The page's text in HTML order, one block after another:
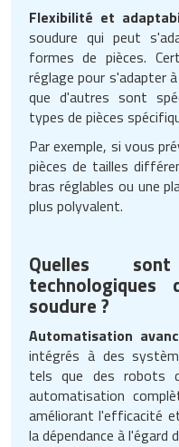
Flexibilité et
soudure qui peut
formes de pièces.
réglage pour s'adapter
que d'autres sont
types de pièces
Par exemple, si vous
pièces de tailles
bras réglables ou une
plus polyvalent.
Quelles
technologiques
soudure ?
Automatisation
intégrés à des
tels que des robots
automatisation
améliorant l'efficacité
la dépendance à l'égard